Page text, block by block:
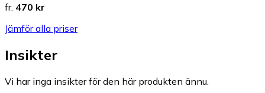
fr. 470 kr
Jämför alla priser
Insikter
Vi har inga insikter för den här produkten ännu.